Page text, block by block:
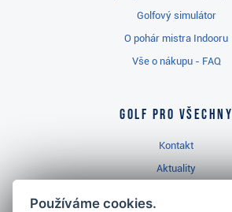
Golfový simulátor
O pohár mistra Indooru
Vše o nákupu - FAQ
Golf pro všechny
Kontakt
Aktuality
Používáme cookies.